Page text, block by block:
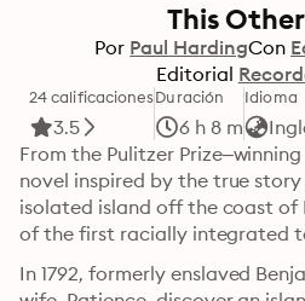
This
Por Paul HardingCon
Editorial
24 calificaciones
3.5
Duración
6 h 8 m
Idioma
From the Pulitzer
novel inspired by the true
isolated island off the coast
of the first racially integrated
In 1792, formerly enslaved